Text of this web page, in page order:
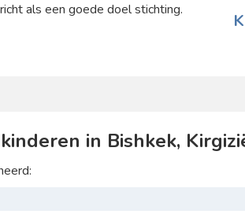
als een goede doel stichting.
in Bishkek,